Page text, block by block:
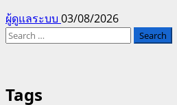
ผู้ดูแลระบบ 03/08/2026
Search
Tags